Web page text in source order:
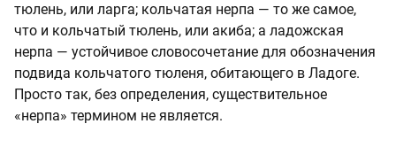
тюлень, или ларга; кольчатая нерпа — то же самое,
что и кольчатый тюлень, или акиба; а ладожская
нерпа — устойчивое словосочетание для обозначения
подвида кольчатого тюленя, обитающего в Ладоге.
Просто так, без определения, существительное
«нерпа» термином не является.